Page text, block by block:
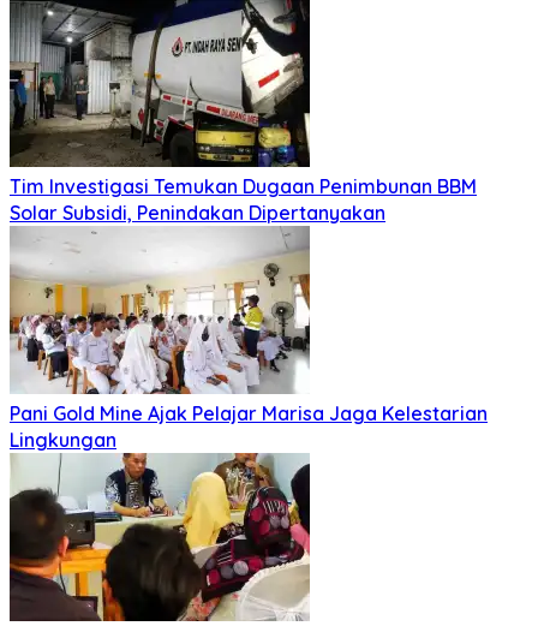
Tim Investigasi Temukan Dugaan Penimbunan BBM
Solar Subsidi, Penindakan Dipertanyakan
Pani Gold Mine Ajak Pelajar Marisa Jaga Kelestarian
Lingkungan